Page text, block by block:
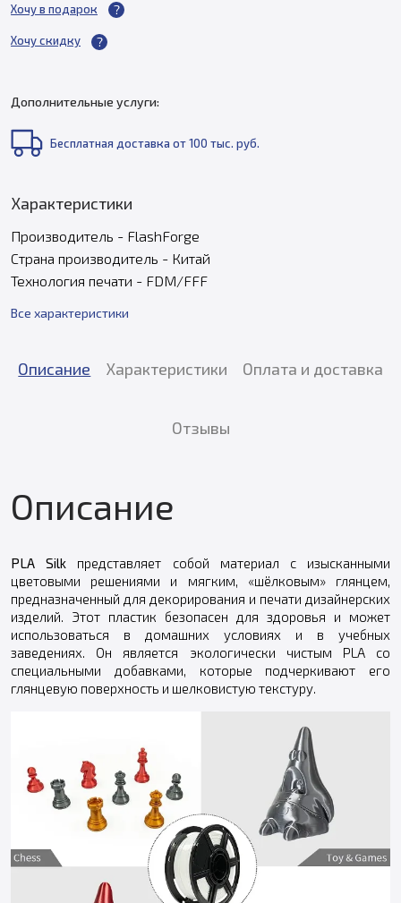
Хочу в подарок
Хочу скидку
Дополнительные услуги:
Бесплатная доставка от 100 тыс. руб.
Характеристики
Производитель - FlashForge
Страна производитель - Китай
Технология печати - FDM/FFF
Все характеристики
Описание Характеристики Оплата и доставка
Отзывы
Описание
PLA Silk представляет собой материал с изысканными
цветовыми решениями и мягким, «шёлковым» глянцем,
предназначенный для декорирования и печати дизайнерских
изделий. Этот пластик безопасен для здоровья и может
использоваться в домашних условиях и в учебных
заведениях. Он является экологически чистым PLA со
специальными добавками, которые подчеркивают его
глянцевую поверхность и шелковистую текстуру.